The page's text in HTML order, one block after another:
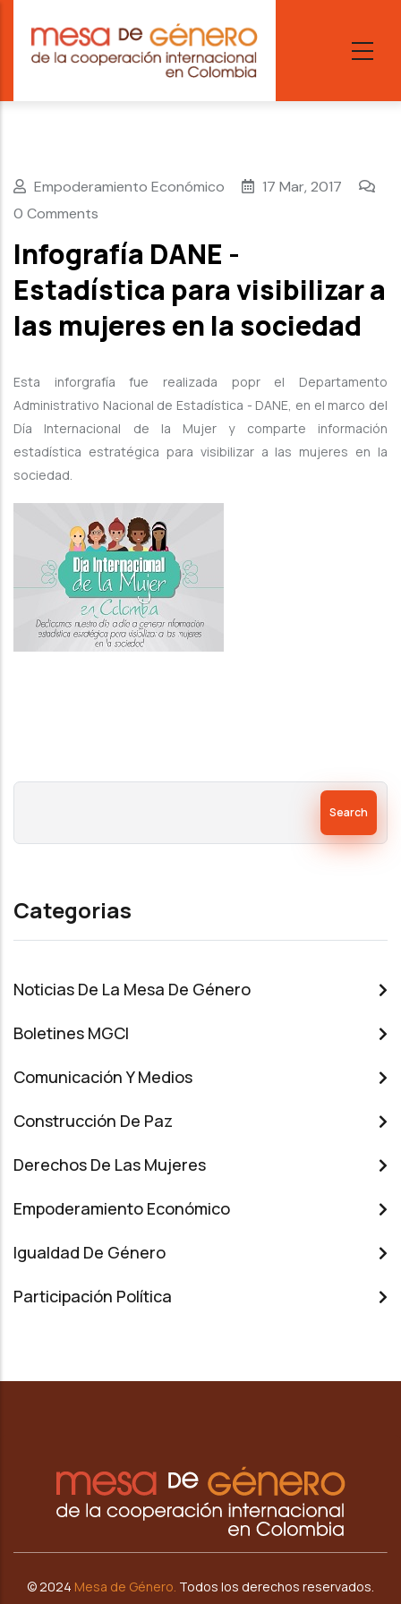
main
content
Empoderamiento Económico
17 Mar, 2017
0 Comments
Infografía DANE -
Estadística para visibilizar a
las mujeres en la sociedad
Esta inforgrafía fue realizada popr el Departamento
Administrativo Nacional de Estadística - DANE, en el marco del
Día Internacional de la Mujer y comparte información
estadística estratégica para visibilizar a las mujeres en la
sociedad.
Categorias
Noticias De La Mesa De Género
Boletines MGCI
Comunicación Y Medios
Construcción De Paz
Derechos De Las Mujeres
Empoderamiento Económico
Igualdad De Género
Participación Política
© 2024 Mesa de Género. Todos los derechos reservados.